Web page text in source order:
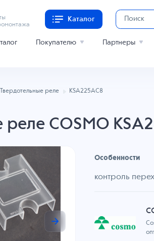
Каталог
Покупателю Партнеры
Твердотельные реле KSA225AC8
реле COSMO
Особенности
контроль